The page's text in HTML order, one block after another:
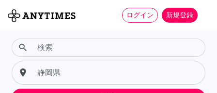
ログイン 新規登録
search
place